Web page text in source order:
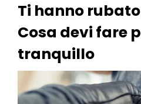
Ti hanno rubato
Cosa devi fare
tranquillo